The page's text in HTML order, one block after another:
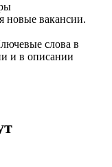
новые вакансии.
слова в
и в описании